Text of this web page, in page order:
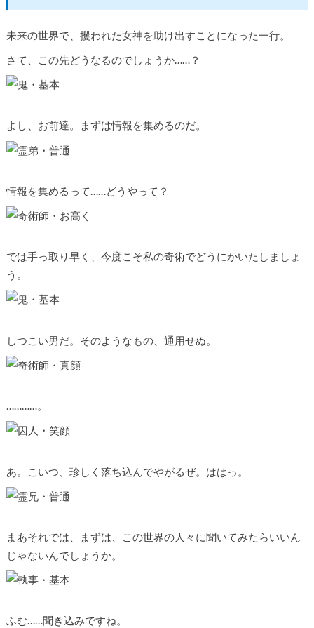
未来の世界で、攫われた女神を助け出すことになった一行。
さて、この先どうなるのでしょうか……？
よし、お前達。まずは情報を集めるのだ。
情報を集めるって……どうやって？
では手っ取り早く、今度こそ私の奇術でどうにかいたしましょ
う。
しつこい男だ。そのようなもの、通用せぬ。
…………。
あ。こいつ、珍しく落ち込んでやがるぜ。ははっ。
まあそれでは、まずは、この世界の人々に聞いてみたらいいん
じゃないんでしょうか。
ふむ……聞き込みですね。